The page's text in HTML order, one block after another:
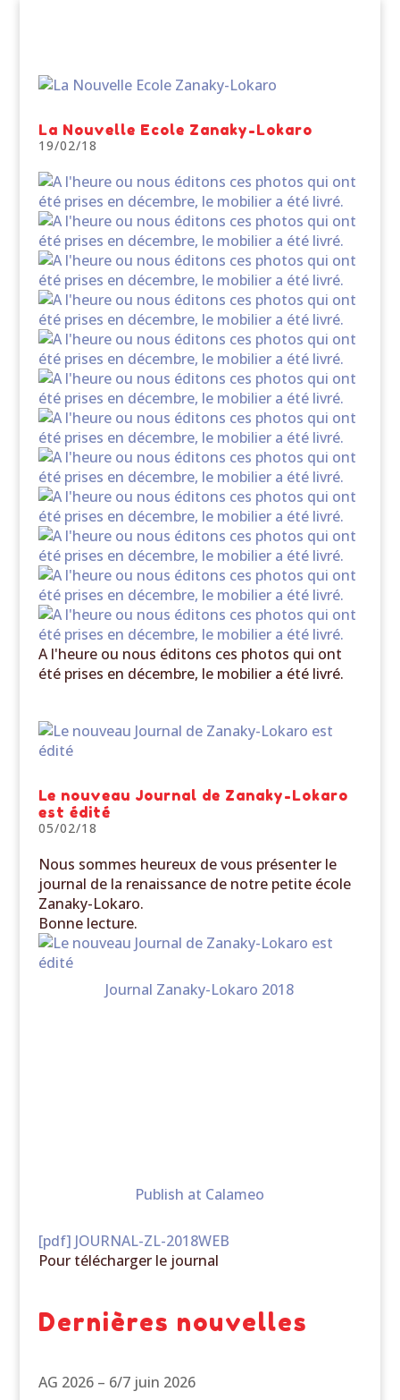
La Nouvelle Ecole Zanaky-Lokaro
19/02/18
A l'heure ou nous éditons ces photos qui ont
été prises en décembre, le mobilier a été livré.
Le nouveau Journal de Zanaky-Lokaro
est édité
05/02/18
Nous sommes heureux de vous présenter le
journal de la renaissance de notre petite école
Zanaky-Lokaro.
Bonne lecture.
Journal Zanaky-Lokaro 2018
Publish at Calameo
[pdf] JOURNAL-ZL-2018WEB
Pour télécharger le journal
Dernières nouvelles
AG 2026 – 6/7 juin 2026